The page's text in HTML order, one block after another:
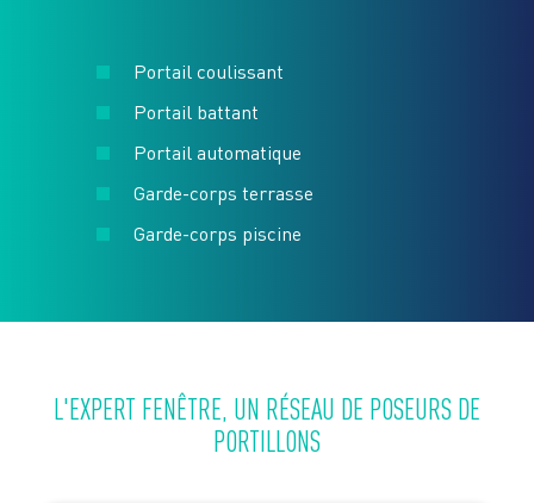
Portail coulissant
Portail battant
Portail automatique
Garde-corps terrasse
Garde-corps piscine
L'EXPERT FENÊTRE, UN RÉSEAU DE POSEURS DE
PORTILLONS